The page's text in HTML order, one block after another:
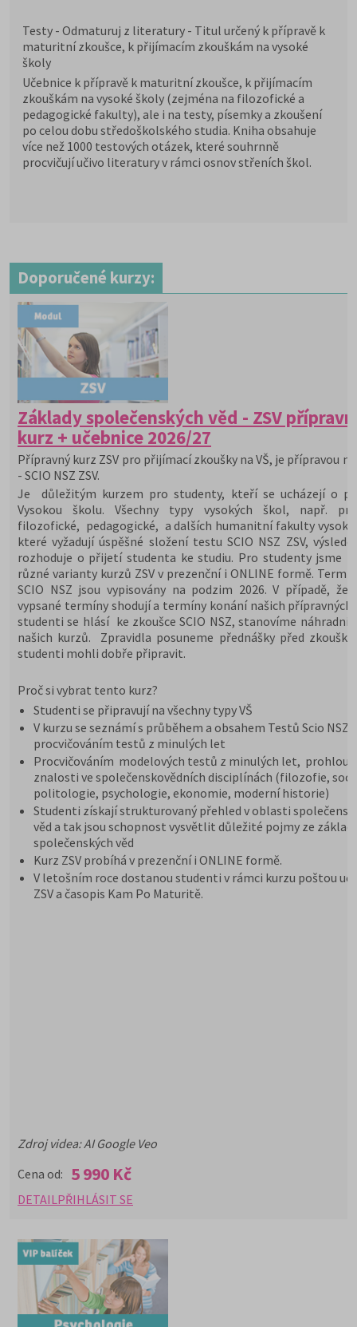
Testy - Odmaturuj z literatury - Titul určený k přípravě k
maturitní zkoušce, k přijímacím zkouškám na vysoké
školy
Učebnice k přípravě k maturitní zkoušce, k přijímacím
zkouškám na vysoké školy (zejména na filozofické a
pedagogické fakulty), ale i na testy, písemky a zkoušení
po celou dobu středoškolského studia. Kniha obsahuje
více než 1000 testových otázek, které souhrnně
procvičují učivo literatury v rámci osnov střeních škol.
Doporučené kurzy:
Základy společenských věd - ZSV
kurz + učebnice 2026/27
Přípravný kurz ZSV pro přijímací zkoušky na VŠ, je přípravou
- SCIO NSZ ZSV.
Je důležitým kurzem pro studenty, kteří se ucházejí o
Vysokou školu. Všechny typy vysokých škol, např.
filozofické, pedagogické, a dalších humanitní fakulty
které vyžadují úspěšné složení testu SCIO NSZ ZSV,
rozhoduje o přijetí studenta ke studiu. Pro studenty jsme
různé varianty kurzů ZSV v prezenční i ONLINE formě.
SCIO NSZ jsou vypisovány na podzim 2026. V případě,
vypsané termíny shodují a termíny konání našich přípravných
studenti se hlásí ke zkoušce SCIO NSZ, stanovíme náhradní
našich kurzů. Zpravidla posuneme přednášky před
studenti mohli dobře připravit.
Proč si vybrat tento kurz?
Studenti se připravují na všechny typy VŠ
V kurzu se seznámí s průběhem a obsahem Testů Scio NSZ
procvičováním testů z minulých let
Procvičováním modelových testů z minulých let,
znalosti ve společenskovědních disciplínách (filozofie,
politologie, psychologie, ekonomie, moderní historie)
Studenti získají strukturovaný přehled v oblasti
věd a tak jsou schopnost vysvětlit důležité pojmy ze
společenských věd
Kurz ZSV probíhá v prezenční i ONLINE formě.
V letošním roce dostanou studenti v rámci kurzu poštou
ZSV a časopis Kam Po Maturitě.
Zdroj videa: AI Google Veo
Cena od: 5 990 Kč
DETAIL PŘIHLÁSIT SE